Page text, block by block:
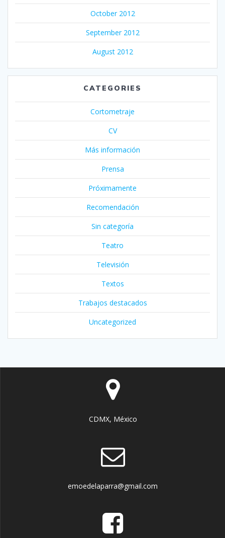
October 2012
September 2012
August 2012
CATEGORIES
Cortometraje
CV
Más información
Prensa
Próximamente
Recomendación
Sin categoría
Teatro
Televisión
Textos
Trabajos destacados
Uncategorized
CDMX, México
emoedelaparra@gmail.com